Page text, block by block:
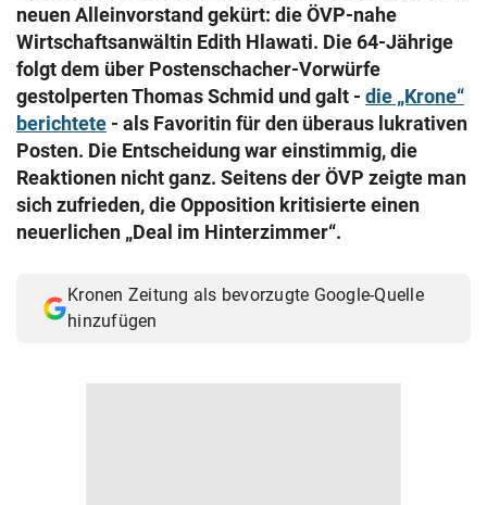
© Krone Multimedia GmbH & Co KG 2026
Muthgasse 2, 1190 Wien
neuen Alleinvorstand gekürt: die ÖVP-nahe
Wirtschaftsanwältin Edith Hlawati. Die 64-Jährige
folgt dem über Postenschacher-Vorwürfe
gestolperten Thomas Schmid und galt - die „Krone“
berichtete - als Favoritin für den überaus lukrativen
Posten. Die Entscheidung war einstimmig, die
Reaktionen nicht ganz. Seitens der ÖVP zeigte man
sich zufrieden, die Opposition kritisierte einen
neuerlichen „Deal im Hinterzimmer“.
Kronen Zeitung als bevorzugte Google-Quelle
hinzufügen